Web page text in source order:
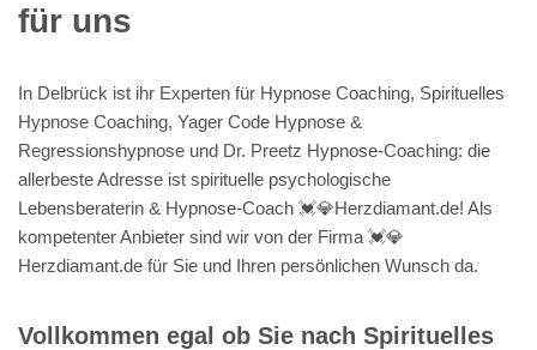
für uns
In Delbrück ist ihr Experten für Hypnose Coaching, Spirituelles
Hypnose Coaching, Yager Code Hypnose &
Regressionshypnose und Dr. Preetz Hypnose-Coaching: die
allerbeste Adresse ist spirituelle psychologische
Lebensberaterin & Hypnose-Coach 💓️💎Herzdiamant.de! Als
kompetenter Anbieter sind wir von der Firma 💓️💎
Herzdiamant.de für Sie und Ihren persönlichen Wunsch da.
Vollkommen egal ob Sie nach Spirituelles